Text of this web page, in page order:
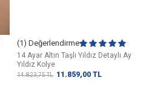
(1) Değerlendirme
14 Ayar Altın Taşlı Yıldız Detaylı Ay
Yıldız Kolye
14.823,75TL 11.859,00 TL